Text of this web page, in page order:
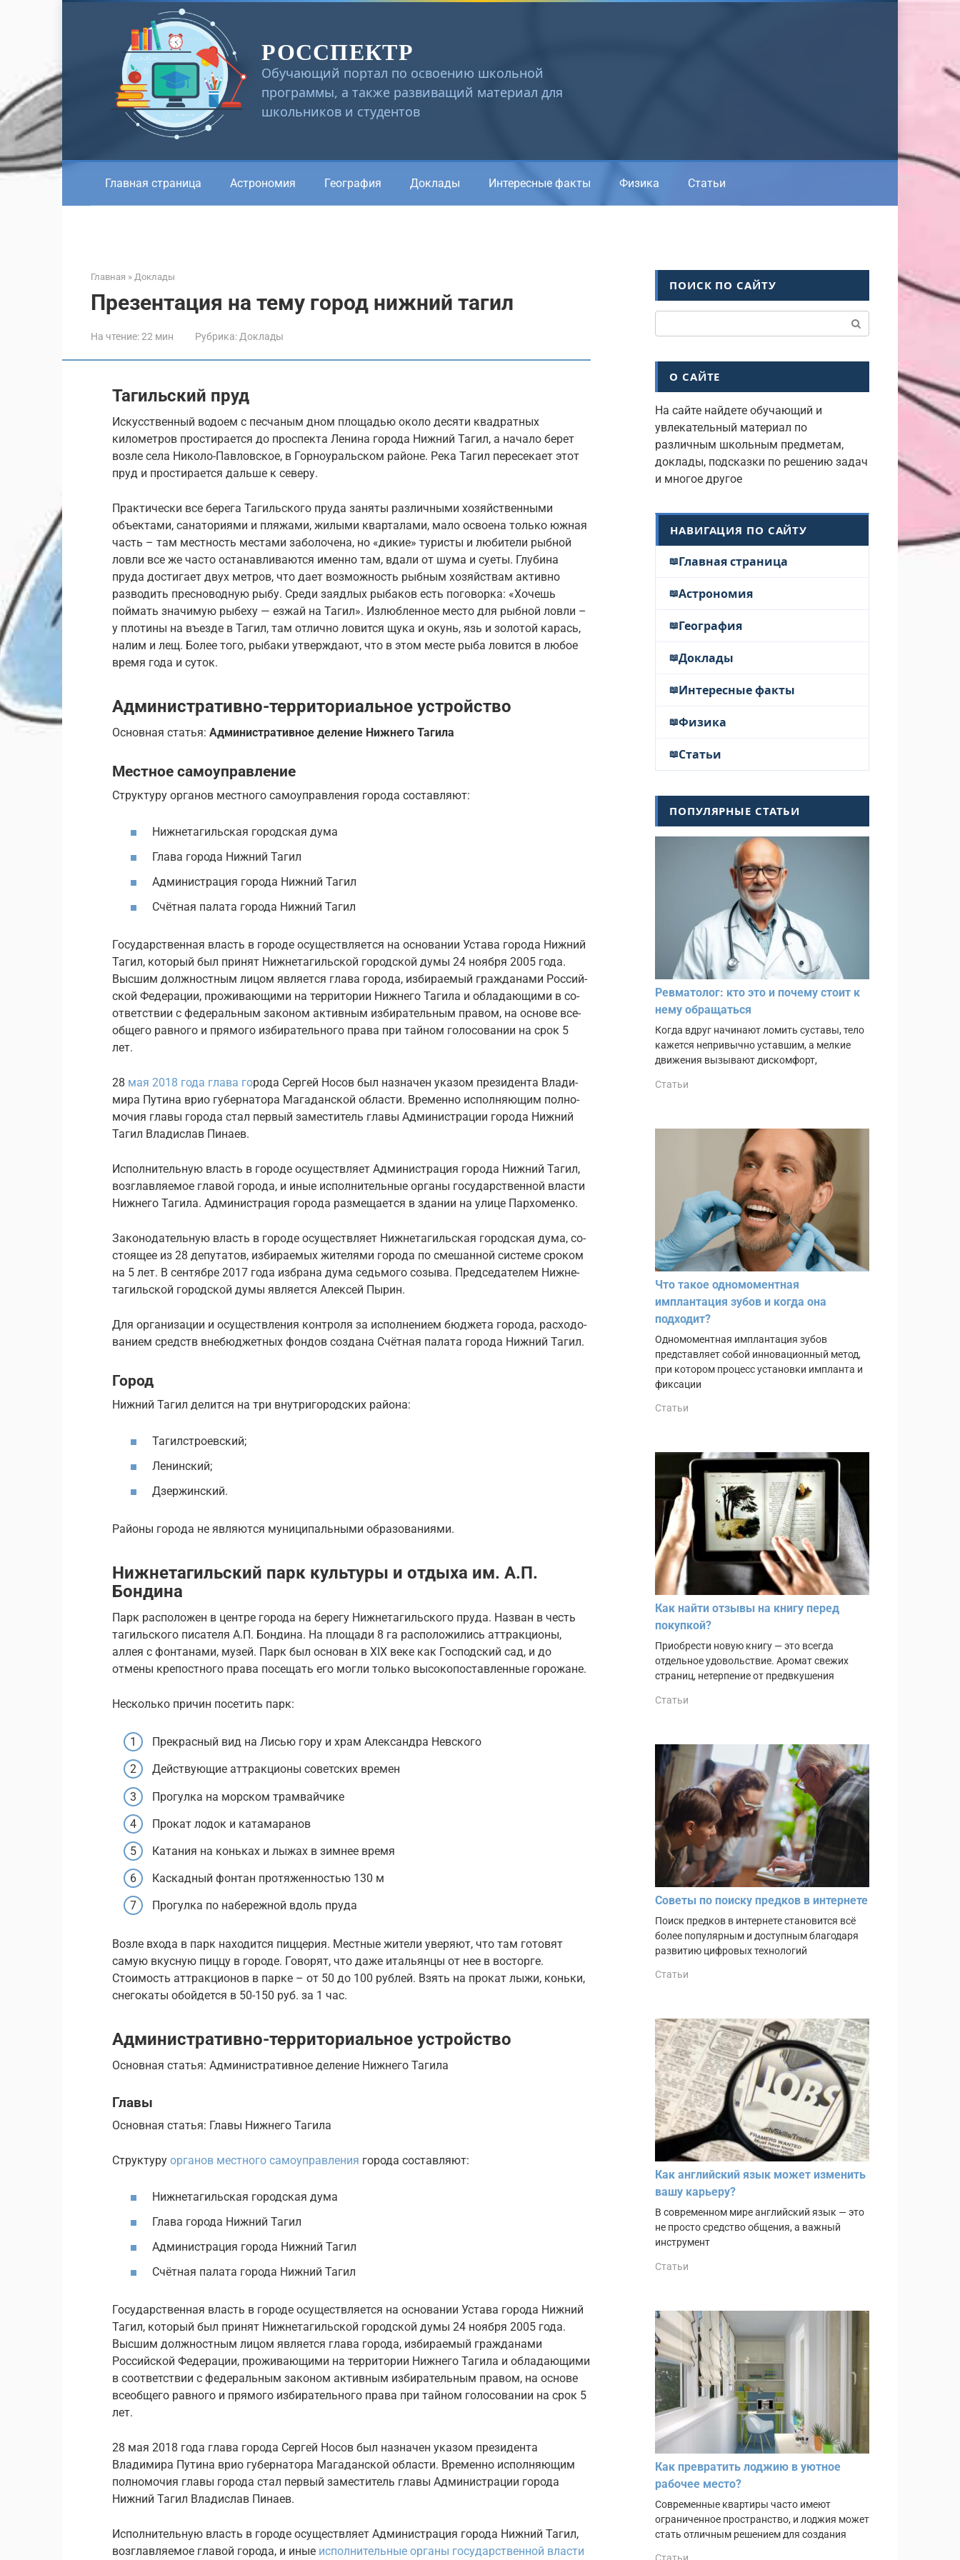
РОССПЕКТР
Обучающий портал по освоению школьной
программы, а также развиващий материал для
школьников и студентов
Главная страница Астрономия География Доклады Интересные факты Физика Статьи
Главная » Доклады
Презентация на тему город нижний тагил
На чтение:22 мин Рубрика: Доклады
Тагильский пруд
Искусственный водоем с песчаным дном площадью около десяти квадратных
километров простирается до проспекта Ленина города Нижний Тагил, а начало берет
возле села Николо-Павловское, в Горноуральском районе. Река Тагил пересекает этот
пруд и простирается дальше к северу.
Практически все берега Тагильского пруда заняты различными хозяйственными
объектами, санаториями и пляжами, жилыми кварталами, мало освоена только южная
часть – там местность местами заболочена, но «дикие» туристы и любители рыбной
ловли все же часто останавливаются именно там, вдали от шума и суеты. Глубина
пруда достигает двух метров, что дает возможность рыбным хозяйствам активно
разводить пресноводную рыбу. Среди заядлых рыбаков есть поговорка: «Хочешь
поймать значимую рыбеху — езжай на Тагил». Излюбленное место для рыбной ловли –
у плотины на въезде в Тагил, там отлично ловится щука и окунь, язь и золотой карась,
налим и лещ. Более того, рыбаки утверждают, что в этом месте рыба ловится в любое
время года и суток.
Административно-территориальное устройство
Основная статья: Административное деление Нижнего Тагила
Местное самоуправление
Струк­ту­ру ор­га­нов мест­но­го са­мо­управ­ле­ния го­ро­да со­став­ля­ют:
Нижнетагильская городская дума
Глава города Нижний Тагил
Администрация города Нижний Тагил
Счётная палата города Нижний Тагил
Го­су­дар­ствен­ная власть в го­ро­де осу­ществ­ля­ет­ся на ос­но­ва­нии Уста­ва го­ро­да Ниж­ний
Тагил, ко­то­рый был при­нят Ниж­не­та­гиль­ской го­род­ской думы 24 но­яб­ря 2005 года.
Выс­шим долж­ност­ным лицом яв­ля­ет­ся глава го­ро­да, из­би­ра­е­мый граж­да­на­ми Рос­сий­
ской Фе­де­ра­ции, про­жи­ва­ю­щи­ми на тер­ри­то­рии Ниж­не­го Та­ги­ла и об­ла­да­ю­щи­ми в со­
от­вет­ствии с фе­де­раль­ным за­ко­ном ак­тив­ным из­би­ра­тель­ным пра­вом, на ос­но­ве все­
об­ще­го рав­но­го и пря­мо­го из­би­ра­тель­но­го права при тай­ном го­ло­со­ва­нии на срок 5
лет.
28 мая 2018 года глава го­ро­да Сер­гей Носов был на­зна­чен ука­зом пре­зи­ден­та Вла­ди­
ми­ра Пу­ти­на врио гу­бер­на­то­ра Ма­га­дан­ской об­ла­сти. Вре­мен­но ис­пол­ня­ю­щим пол­но­
мо­чия главы го­ро­да стал пер­вый за­ме­сти­тель главы Ад­ми­ни­стра­ции го­ро­да Ниж­ний
Тагил Вла­ди­слав Пи­на­ев.
Ис­пол­ни­тель­ную власть в го­ро­де осу­ществ­ля­ет Ад­ми­ни­стра­ция го­ро­да Ниж­ний Тагил,
воз­глав­ля­е­мое гла­вой го­ро­да, и иные ис­пол­ни­тель­ные ор­га­ны го­су­дар­ствен­ной вла­сти
Ниж­не­го Та­ги­ла. Ад­ми­ни­стра­ция го­ро­да раз­ме­ща­ет­ся в зда­нии на улице Пар­хо­мен­ко.
За­ко­но­да­тель­ную власть в го­ро­де осу­ществ­ля­ет Ниж­не­та­гиль­ская го­род­ская дума, со­
сто­я­щее из 28 де­пу­та­тов, из­би­ра­е­мых жи­те­ля­ми го­ро­да по сме­шан­ной си­сте­ме сро­ком
на 5 лет. В сен­тяб­ре 2017 года из­бра­на дума седь­мо­го со­зы­ва. Пред­се­да­те­лем Ниж­не­
та­гиль­ской го­род­ской думы яв­ля­ет­ся Алек­сей Пырин.
Для ор­га­ни­за­ции и осу­ществ­ле­ния кон­тро­ля за ис­пол­не­ни­ем бюд­же­та го­ро­да, рас­хо­до­
ва­ни­ем средств вне­бюд­жет­ных фон­дов со­зда­на Счёт­ная па­ла­та го­ро­да Ниж­ний Тагил.
Город
Ниж­ний Тагил де­лит­ся на три внут­ри­го­род­ских рай­о­на:
Тагилстроевский;
Ленинский;
Дзержинский.
Рай­о­ны го­ро­да не яв­ля­ют­ся му­ни­ци­паль­ны­ми образованиями.
Нижнетагильский парк культуры и отдыха им. А.П.
Бондина
Парк расположен в центре города на берегу Нижнетагильского пруда. Назван в честь
тагильского писателя А.П. Бондина. На площади 8 га расположились аттракционы,
аллея с фонтанами, музей. Парк был основан в XIX веке как Господский сад, и до
отмены крепостного права посещать его могли только высокопоставленные горожане.
Несколько причин посетить парк:
Прекрасный вид на Лисью гору и храм Александра Невского
Действующие аттракционы советских времен
Прогулка на морском трамвайчике
Прокат лодок и катамаранов
Катания на коньках и лыжах в зимнее время
Каскадный фонтан протяженностью 130 м
Прогулка по набережной вдоль пруда
Возле входа в парк находится пиццерия. Местные жители уверяют, что там готовят
самую вкусную пиццу в городе. Говорят, что даже итальянцы от нее в восторге.
Стоимость аттракционов в парке – от 50 до 100 рублей. Взять на прокат лыжи, коньки,
снегокаты обойдется в 50-150 руб. за 1 час.
Административно-территориальное устройство
Основная статья: Административное деление Нижнего Тагила
Главы
Основная статья: Главы Нижнего Тагила
Структуру органов местного самоуправления города составляют:
Нижнетагильская городская дума
Глава города Нижний Тагил
Администрация города Нижний Тагил
Счётная палата города Нижний Тагил
Государственная власть в городе осуществляется на основании Устава города Нижний
Тагил, который был принят Нижнетагильской городской думы 24 ноября 2005 года.
Высшим должностным лицом является глава города, избираемый гражданами
Российской Федерации, проживающими на территории Нижнего Тагила и обладающими
в соответствии с федеральным законом активным избирательным правом, на основе
всеобщего равного и прямого избирательного права при тайном голосовании на срок 5
лет.
28 мая 2018 года глава города Сергей Носов был назначен указом президента
Владимира Путина врио губернатора Магаданской области. Временно исполняющим
полномочия главы города стал первый заместитель главы Администрации города
Нижний Тагил Владислав Пинаев.
Исполнительную власть в городе осуществляет Администрация города Нижний Тагил,
возглавляемое главой города, и иные исполнительные органы государственной власти
ПОИСК ПО САЙТУ
О САЙТЕ
На сайте найдете обучающий и
увлекательный материал по
различным школьным предметам,
доклады, подсказки по решению задач
и многое другое
НАВИГАЦИЯ ПО САЙТУ
Главная страница
Астрономия
География
Доклады
Интересные факты
Физика
Статьи
ПОПУЛЯРНЫЕ СТАТЬИ
Ревматолог: кто это и почему стоит к
нему обращаться
Когда вдруг начинают ломить суставы, тело
кажется непривычно уставшим, а мелкие
движения вызывают дискомфорт,
Статьи
Что такое одномоментная
имплантация зубов и когда она
подходит?
Одномоментная имплантация зубов
представляет собой инновационный метод,
при котором процесс установки импланта и
фиксации
Статьи
Как найти отзывы на книгу перед
покупкой?
Приобрести новую книгу — это всегда
отдельное удовольствие. Аромат свежих
страниц, нетерпение от предвкушения
Статьи
Советы по поиску предков в интернете
Поиск предков в интернете становится всё
более популярным и доступным благодаря
развитию цифровых технологий
Статьи
Как английский язык может изменить
вашу карьеру?
В современном мире английский язык — это
не просто средство общения, а важный
инструмент
Статьи
Как превратить лоджию в уютное
рабочее место?
Современные квартиры часто имеют
ограниченное пространство, и лоджия может
стать отличным решением для создания